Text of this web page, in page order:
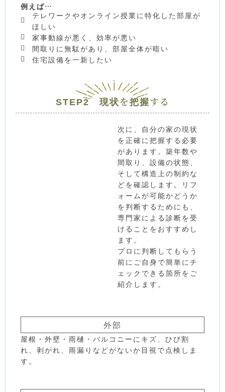
例えば…
テレワークやオンライン授業に特化した部屋が
ほしい
家事動線が悪く、効率が悪い
間取りに無駄があり、部屋全体が暗い
住宅設備を一新したい
STEP2 現状を把握する
次に、自分の家の現状
を正確に把握する必要
があります。築年数や
間取り、設備の状態、
そして構造上の制約な
どを確認します。リフ
ォームが可能かどうか
を判断するためにも、
専門家による診断を受
けることをおすすめし
ます。
プロに判断してもらう
前にご自身で簡単にチ
ェックできる箇所をご
紹介します。
外部
屋根・外壁・雨樋・バルコニーにキズ、ひび割
れ、剥がれ、雨漏りなどがないか目視で点検しま
す。